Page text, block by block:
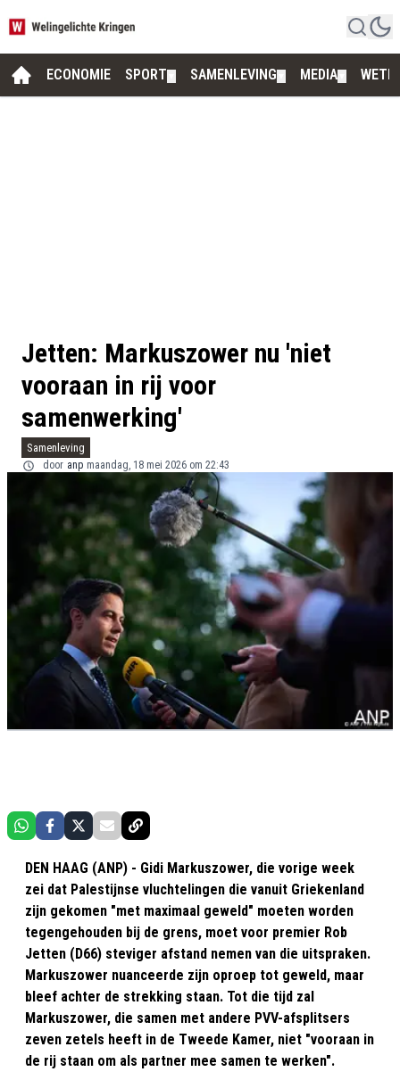
ECONOMIE SPORT SAMENLEVING MEDIA
Jetten: Markuszower nu 'niet
vooraan in rij voor
samenwerking'
Samenleving
door anp maandag, 18 mei 2026 om 22:43
DEN HAAG (ANP) - Gidi Markuszower, die vorige week
zei dat Palestijnse vluchtelingen die vanuit Griekenland
zijn gekomen "met maximaal geweld" moeten worden
tegengehouden bij de grens, moet voor premier Rob
Jetten (D66) steviger afstand nemen van die uitspraken.
Markuszower nuanceerde zijn oproep tot geweld, maar
bleef achter de strekking staan. Tot die tijd zal
Markuszower, die samen met andere PVV-afsplitsers
zeven zetels heeft in de Tweede Kamer, niet "vooraan in
de rij staan om als partner mee samen te werken".